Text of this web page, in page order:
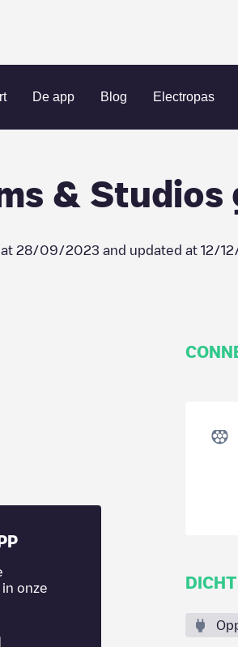
De app Blog Electropas
Locarno Minusio RIVA Rooms &
&
28/09/2023 and updated at 12/
onze